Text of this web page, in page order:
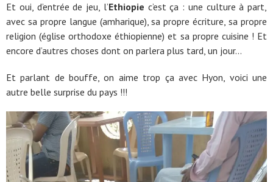
Et oui, d’entrée de jeu, l’Ethiopie c’est ça : une culture à part,
avec sa propre langue (amharique), sa propre écriture, sa propre
religion (église orthodoxe éthiopienne) et sa propre cuisine ! Et
encore d’autres choses dont on parlera plus tard, un jour…
Et parlant de bouffe, on aime trop ça avec Hyon, voici une
autre belle surprise du pays !!!